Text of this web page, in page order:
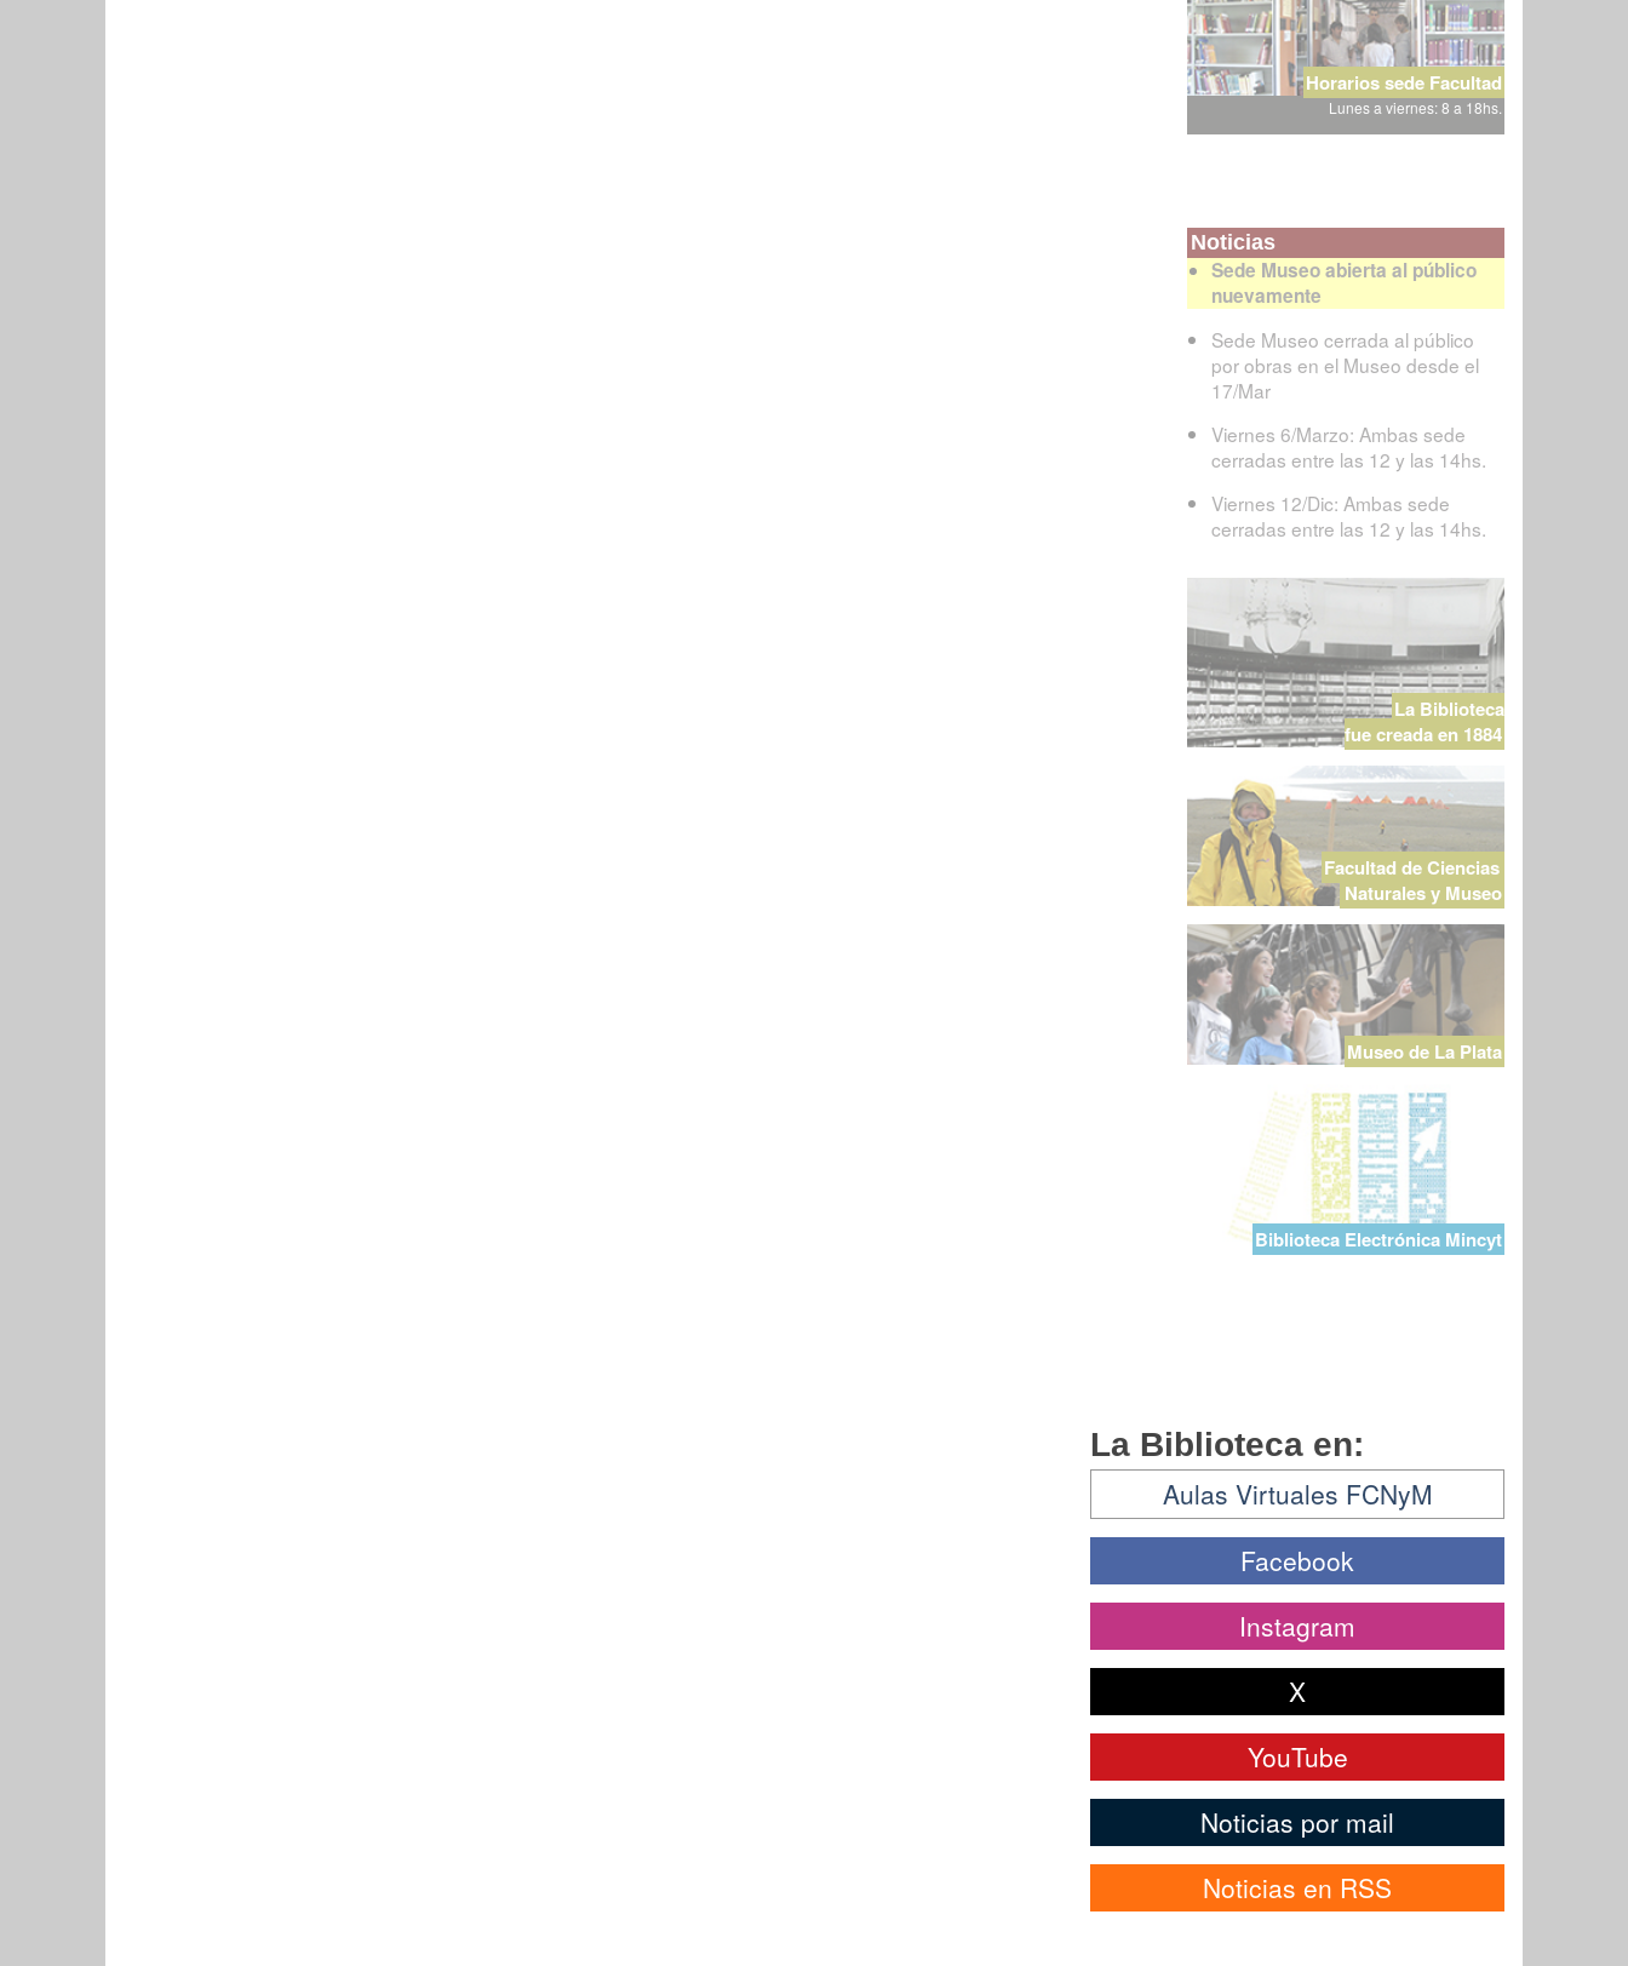
Horarios sede Facultad
Lunes a viernes: 8 a 18hs.
Noticias
Sede Museo abierta al público
nuevamente
Sede Museo cerrada al público
por obras en el Museo desde el
17/Mar
Viernes 6/Marzo: Ambas sede
cerradas entre las 12 y las 14hs.
Viernes 12/Dic: Ambas sede
cerradas entre las 12 y las 14hs.
La Biblioteca
fue creada en 1884
Facultad de Ciencias
Naturales y Museo
Museo de La Plata
Biblioteca Electrónica Mincyt
La Biblioteca en:
Aulas Virtuales FCNyM
Facebook
Instagram
X
YouTube
Noticias por mail
Noticias en RSS